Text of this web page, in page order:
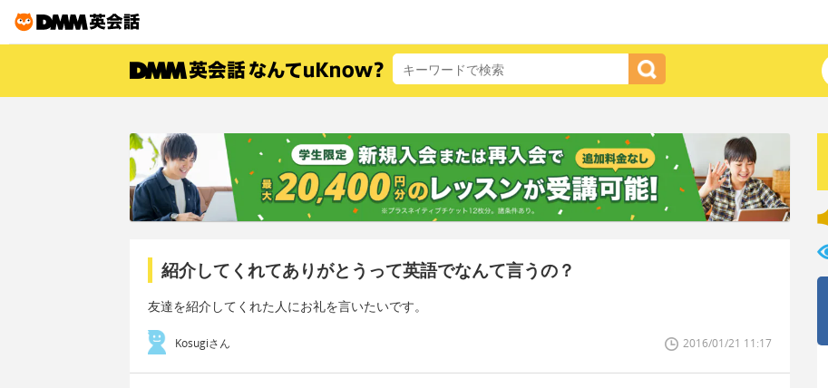
紹介してくれてありがとうって英語でなんて言うの？
友達を紹介してくれた人にお礼を言いたいです。
Kosugiさん 2016/01/21 11:17